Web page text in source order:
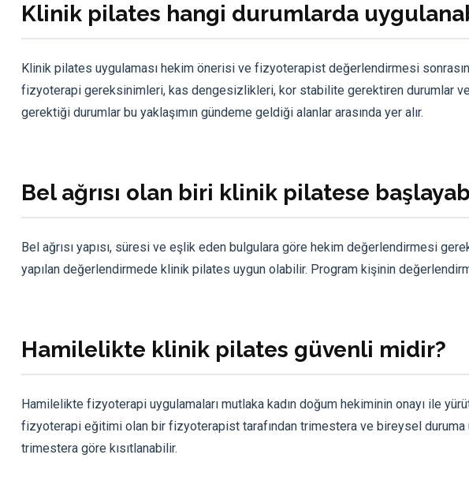
Klinik pilates hangi durumlarda
Klinik pilates uygulaması hekim önerisi ve fizyoterapist değerlendirmesi
fizyoterapi gereksinimleri, kas dengesizlikleri, kor stabilite gerektiren durumlar
gerektiği durumlar bu yaklaşımın gündeme geldiği alanlar arasında yer alır.
Bel ağrısı olan biri klinik pilatese
Bel ağrısı yapısı, süresi ve eşlik eden bulgulara göre hekim değerlendirmesi
yapılan değerlendirmede klinik pilates uygun olabilir. Program kişinin
Hamilelikte klinik pilates güvenli midir?
Hamilelikte fizyoterapi uygulamaları mutlaka kadın doğum hekiminin onayı ile
fizyoterapi eğitimi olan bir fizyoterapist tarafından trimestera ve bireysel duruma
trimestera göre kısıtlanabilir.